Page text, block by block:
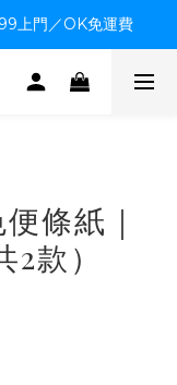
上門／OK免運費
上門／OK免運費
，造成不便感謝諒解
條紙｜
款）